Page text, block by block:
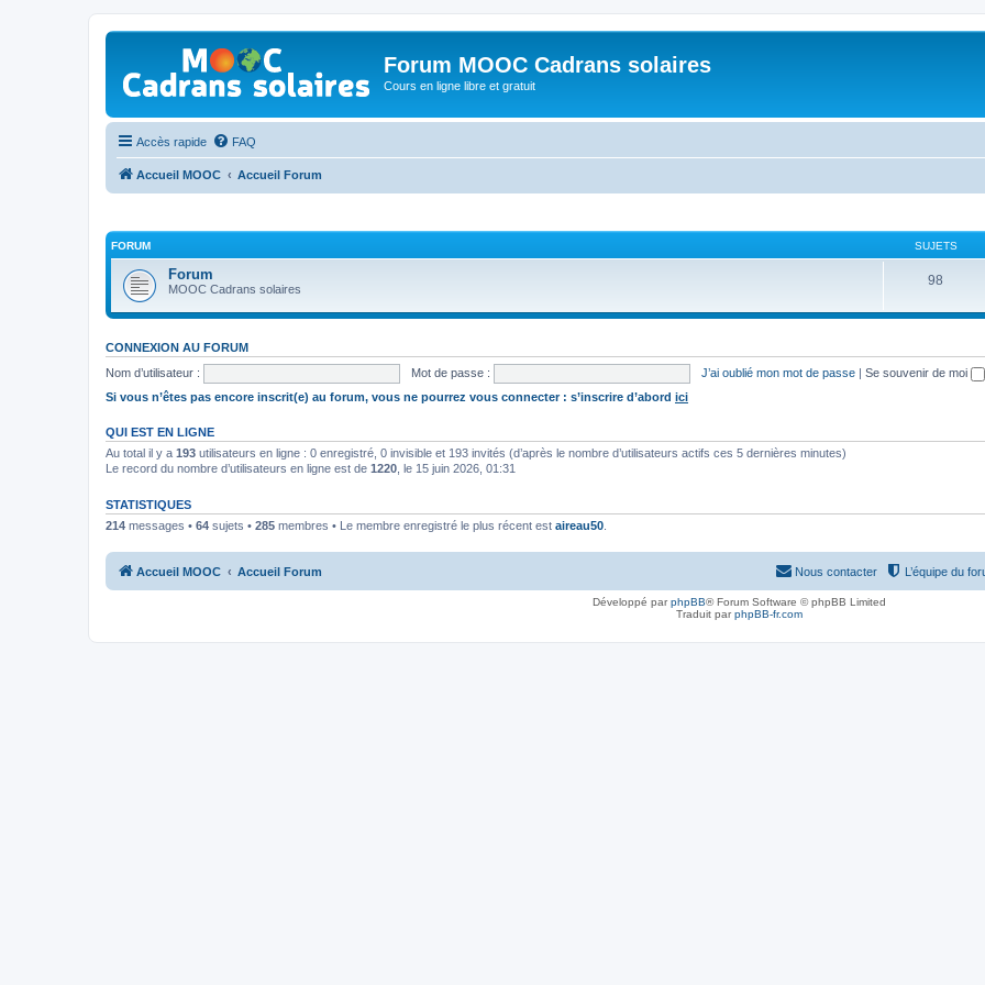
Forum MOOC Cadrans solaires
Cours en ligne libre et gratuit
Accès rapide FAQ
Accueil MOOC Accueil Forum
FORUM SUJETS
Forum
MOOC Cadrans solaires
98
CONNEXION AU FORUM
Nom d’utilisateur :
Mot de passe : J’ai oublié mon mot de passe | Se souvenir de moi
Si vous n’êtes pas encore inscrit(e) au forum, vous ne pourrez vous connecter : s’inscrire d’abord ici
QUI EST EN LIGNE
Au total il y a 193 utilisateurs en ligne : 0 enregistré, 0 invisible et 193 invités (d’après le nombre d’utilisateurs actifs ces 5 dernières minutes)
Le record du nombre d’utilisateurs en ligne est de 1220 , le 15 juin 2026, 01:31
STATISTIQUES
214 messages • 64 sujets • 285 membres • Le membre enregistré le plus récent est aireau50
Accueil MOOC Accueil Forum L’équipe du
Nous contacter
Développé parphpBB® Forum Software © phpBB Limited
Traduit parphpBB-fr.com